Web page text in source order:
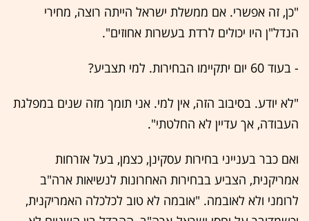
"כן, זה אפשרי. אם ממשלת ישראל הייתה רוצה, מחירי
הנדל"ן היו יכולים לרדת בעשרות אחוזים".
- בעוד 60 יום יתקיימו הבחירות. למי תצביע?
"לא יודע. בסיבוב הזה, אין למי. אני תומך מזה שנים במפלגת
העבודה, אך עדיין לא החלטתי".
ואם כבר בענייני בחירות עסקינן, כצמן, בעל אזרחות
אמריקנית, הצביע בבחירות האחרונות לנשיאות ארה"ב
לרומני ולא לאובמה. "אובמה לא טוב לכלכלה האמריקנית,